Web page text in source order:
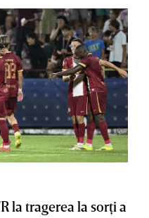
la tragerea la sorţi a